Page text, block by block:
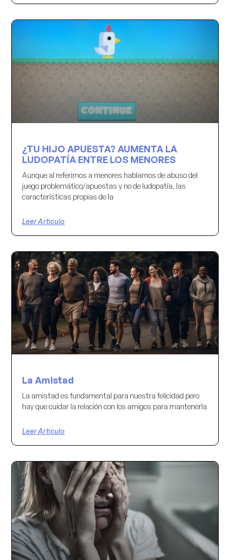
¿TU HIJO APUESTA? AUMENTA LA
LUDOPATÍA ENTRE LOS MENORES
Aunque al referirnos a menores hablamos de abuso del
juego problemático/apuestas y no de ludopatía, las
características propias de la
Leer Articulo
La Amistad
La amistad es fundamental para nuestra felicidad pero
hay que cuidar la relación con los amigos para mantenerla
Leer Articulo